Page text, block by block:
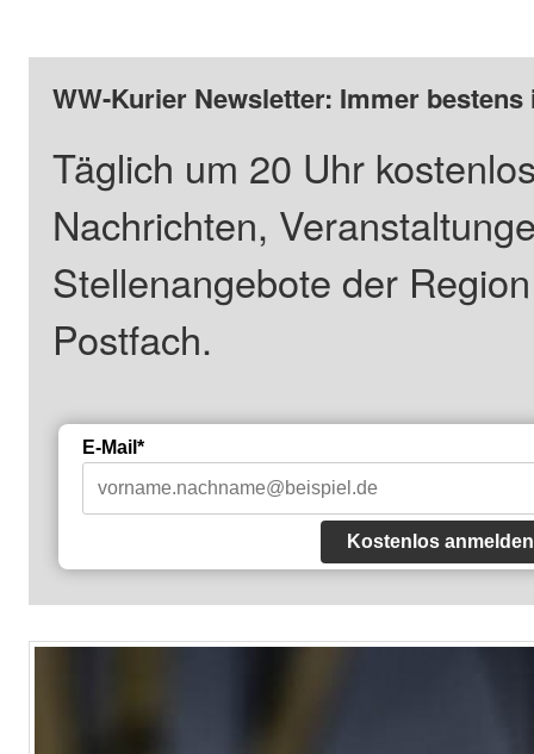
WW-Kurier Newsletter: Immer
Täglich um 20 Uhr
Nachrichten,
Stellenangebote der
Postfach.
E-Mail*
Kostenlos anmelden